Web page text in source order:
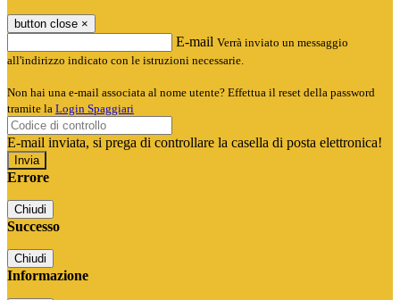
button close ×
E-mail Verrà inviato un messaggio
all'indirizzo indicato con le istruzioni necessarie.
Non hai una e-mail associata al nome utente? Effettua il reset della password
tramite la Login Spaggiari
E-mail inviata, si prega di controllare la casella di posta elettronica!
Errore
Chiudi
Successo
Chiudi
Informazione